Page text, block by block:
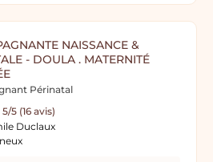
NAISSANCE &
- DOULA . MATERNITÉ
Périnatal
5/5 (16 avis)
Duclaux